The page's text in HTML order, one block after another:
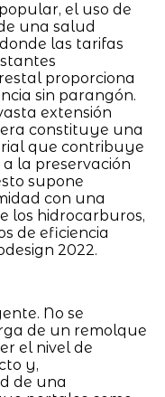
el uso de
una salud
las tarifas
proporciona
sin parangón.
extensión
constituye una
que contribuye
la preservación
supone
con una
los hidrocarburos,
de eficiencia
2022.
No se
de un remolque
el nivel de
y,
de una